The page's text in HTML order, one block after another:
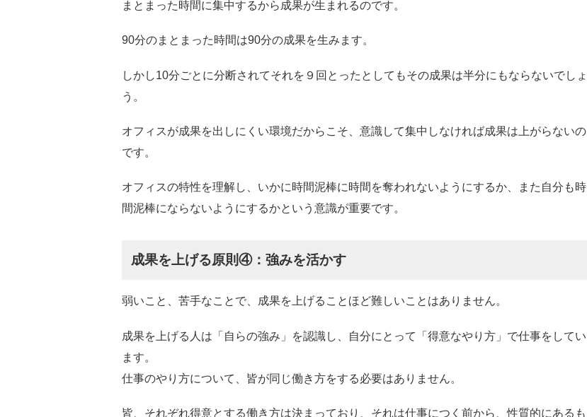
まとまった時間に集中するから成果が生まれるのです。
90分のまとまった時間は90分の成果を生みます。
しかし10分ごとに分断されてそれを９回とったとしてもその成果は半分にもならないでしょ
う。
オフィスが成果を出しにくい環境だからこそ、意識して集中しなければ成果は上がらないの
です。
オフィスの特性を理解し、いかに時間泥棒に時間を奪われないようにするか、また自分も時
間泥棒にならないようにするかという意識が重要です。
成果を上げる原則④：強みを活かす
弱いこと、苦手なことで、成果を上げることほど難しいことはありません。
成果を上げる人は「自らの強み」を認識し、自分にとって「得意なやり方」で仕事をしてい
ます。
仕事のやり方について、皆が同じ働き方をする必要はありません。
皆、それぞれ得意とする働き方は決まっており、それは仕事につく前から、性質的にあるも